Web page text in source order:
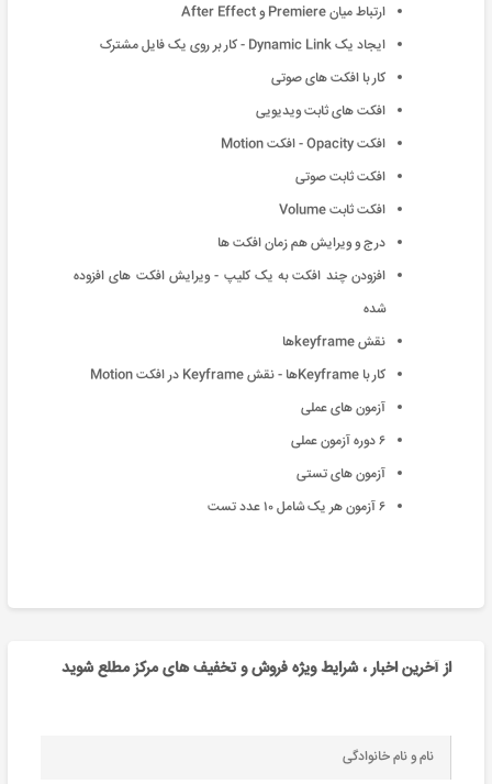
ارتباط میان Premiere و After Effect
ایجاد یک Dynamic Link - کار بر روی یک فایل مشترک
کار با افکت های صوتی
افکت های ثابت ویدیویی
افکت Opacity - افکت Motion
افکت ثابت صوتی
افکت ثابت Volume
درج و ویرایش هم زمان افکت ها
افزودن چند افکت به یک کلیپ - ویرایش افکت های افزوده
شده
نقش keyframeها
کار با Keyframeها - نقش Keyframe در افکت Motion
آزمون های عملی
۶ دوره آزمون عملی
آزمون های تستی
۶ آزمون هر یک شامل ١٠ عدد تست
از آخرین اخبار ، شرایط ویژه فروش و تخفیف های مرکز مطلع شوید